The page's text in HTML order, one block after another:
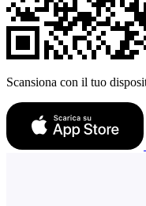
Scansiona con il tuo